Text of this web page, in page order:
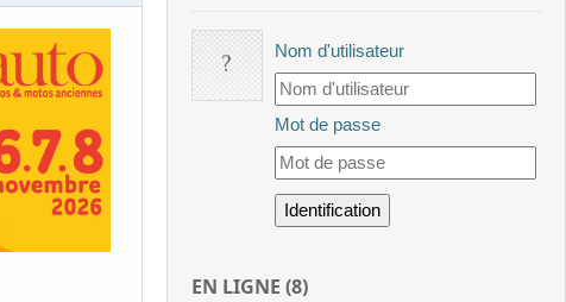
Nom d'utilisateur
Mot de passe
EN LIGNE (8)